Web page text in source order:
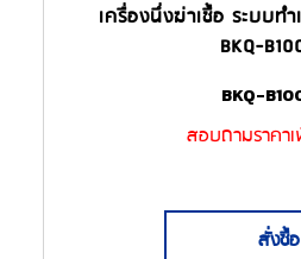
เครื่องนึ่งฆ่าเชื้อ ระบบท
BKQ-
BKQ-
สอบถามราคา
สั่งซื้อ